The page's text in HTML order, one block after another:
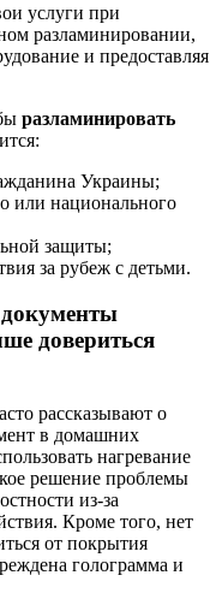
услуги при
разламинировании,
и предоставляя
разламинировать
Украины;
или национального
защиты;
за рубеж с детьми.
довериться
рассказывают о
в домашних
нагревание
решение проблемы
из-за
Кроме того, нет
от покрытия
голограмма и